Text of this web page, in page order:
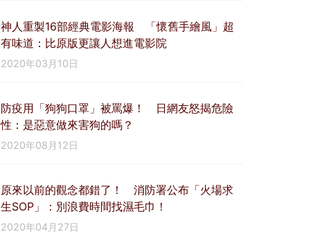
神人重製16部經典電影海報 「懷舊手繪風」超
有味道：比原版更讓人想進電影院
2020年03月10日
防疫用「狗狗口罩」被罵爆！ 日網友怒揭危險
性：是惡意做來害狗的嗎？
2020年08月12日
原來以前的觀念都錯了！ 消防署公布「火場求
生SOP」：別浪費時間找濕毛巾！
2020年04月27日